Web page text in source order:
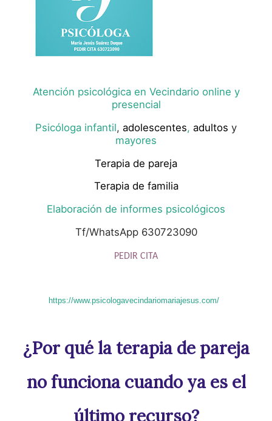
Atención psicológica en Vecindario online y
presencial
Psicóloga infantil, adolescentes, adultos y
mayores
Terapia de pareja
Terapia de familia
Elaboración de informes psicológicos
Tf/WhatsApp 630723090
PEDIR CITA
https://www.psicologavecindariomariajesus.com/
¿Por qué la terapia de pareja
no funciona cuando ya es el
último recurso?